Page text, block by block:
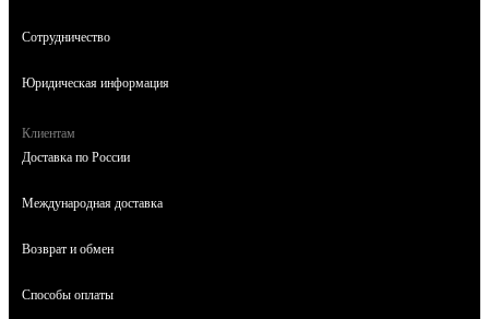
Сотрудничество
Юридическая информация
Клиентам
Доставка по России
Международная доставка
Возврат и обмен
Способы оплаты